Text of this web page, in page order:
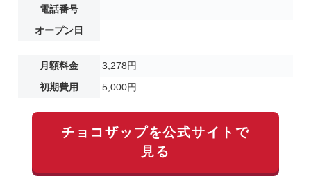
電話番号
オープン日
月額料金
3,278円
初期費用
5,000円
チョコザップを公式サイトで
見る